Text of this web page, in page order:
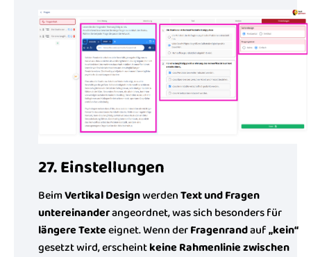
27. Einstellungen
BeimVertikal DesignwerdenText und Fragen
untereinanderangeordnet, was sich besonders für
längere Texteeignet. Wenn derFragenrandauf„kein“
gesetzt wird, erscheintkeine Rahmenlinie zwischen